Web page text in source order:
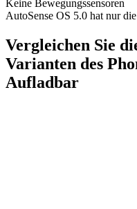
Keine Bewegungssensoren
AutoSense OS 5.0 hat nur
Vergleichen Sie
Varianten des
Aufladbar